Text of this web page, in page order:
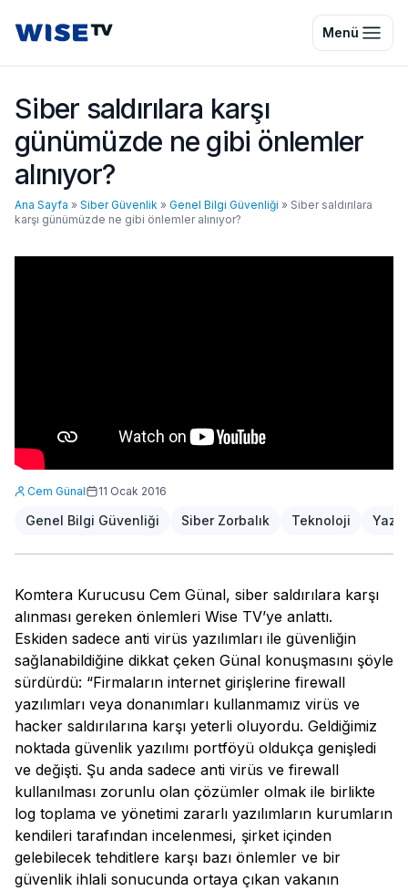
Wise TV Menü
Siber saldırılara karşı
günümüzde ne gibi önlemler
alınıyor?
Ana Sayfa » Siber Güvenlik » Genel Bilgi Güvenliği » Siber saldırılara
karşı günümüzde ne gibi önlemler alınıyor?
Cem Günal 11 Ocak 2016
Genel Bilgi Güvenliği Siber Zorbalık Teknoloji
Komtera Kurucusu Cem Günal, siber saldırılara karşı
alınması gereken önlemleri Wise TV’ye anlattı.
Eskiden sadece anti virüs yazılımları ile güvenliğin
sağlanabildiğine dikkat çeken Günal konuşmasını şöyle
sürdürdü: “Firmaların internet girişlerine firewall
yazılımları veya donanımları kullanmamız virüs ve
hacker saldırılarına karşı yeterli oluyordu. Geldiğimiz
noktada güvenlik yazılımı portföyü oldukça genişledi
ve değişti. Şu anda sadece anti virüs ve firewall
kullanılması zorunlu olan çözümler olmak ile birlikte
log toplama ve yönetimi zararlı yazılımların kurumların
kendileri tarafından incelenmesi, şirket içinden
gelebilecek tehditlere karşı bazı önlemler ve bir
güvenlik ihlali sonucunda ortaya çıkan vakanın